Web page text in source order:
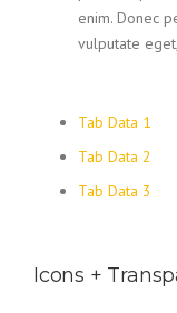
enim. Donec
vulputate
Tab Data 1
Tab Data 2
Tab Data 3
Icons +